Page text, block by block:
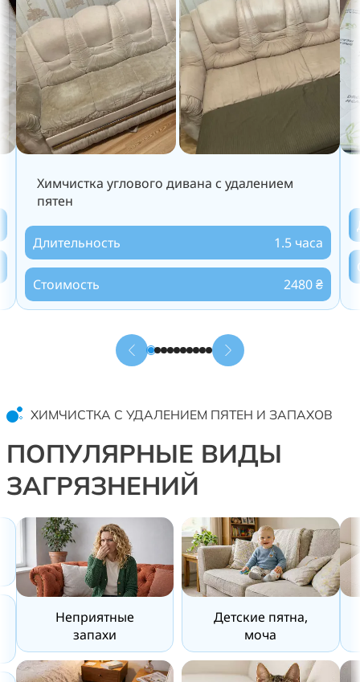
Химчистка углового дивана с удалением
пятен
Длительность 1.5 часа
Стоимость 2480 ₴
ХИМЧИСТКА С УДАЛЕНИЕМ ПЯТЕН И ЗАПАХОВ
ПОПУЛЯРНЫЕ ВИДЫ
ЗАГРЯЗНЕНИЙ
Неприятные
запахи
Детские пятна,
моча